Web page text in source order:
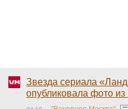
Звезда сериала
опубликовала фото